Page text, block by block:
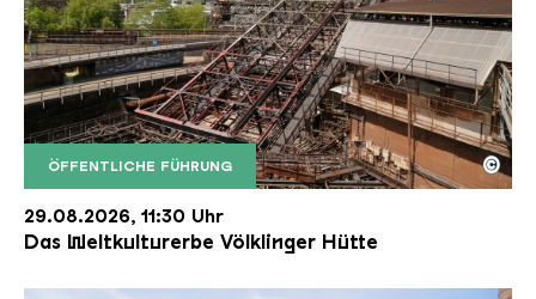
ÖFFENTLICHE FÜHRUNG
Der Erzschrägaufzug der Völklinger Hütte mit
Copyright: Weltkulturerbe Völklinger Hütte | Karl
©
29.08.2026, 11:30 Uhr
Das Weltkulturerbe Völklinger Hütte